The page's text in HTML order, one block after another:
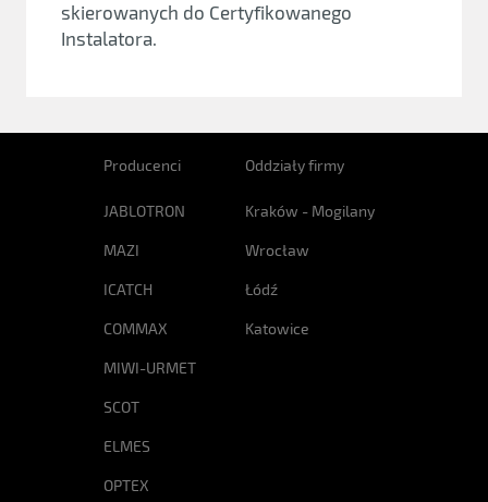
skierowanych do Certyfikowanego
Instalatora.
Producenci
JABLOTRON
MAZI
ICATCH
COMMAX
MIWI-URMET
SCOT
ELMES
OPTEX
Oddziały firmy
Kraków - Mogilany
Wrocław
Łódź
Katowice